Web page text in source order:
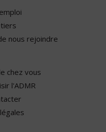
nous rejoindre
chez vous
l'ADMR